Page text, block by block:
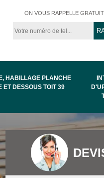
ON VOUS RAPPELLE
HABILLAGE PLANCHE
ET DESSOUS TOIT 39
de
Hydrofuge
pour